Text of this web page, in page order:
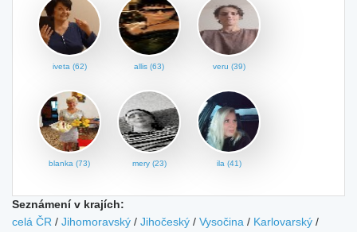
iveta (62) allis (63) veru (39)
blanka (73) mery (23) ila (41)
Seznámení v krajích:
celá ČR / Jihomoravský / Jihočeský / Vysočina / Karlovarský /